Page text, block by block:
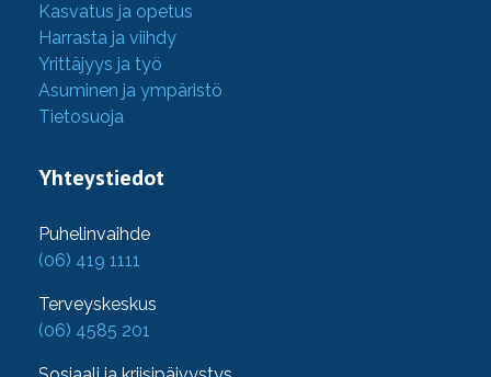
Kasvatus ja opetus
Harrasta ja viihdy
Yrittäjyys ja työ
Asuminen ja ympäristö
Tietosuoja
Yhteystiedot
Puhelinvaihde
(06) 419 1111
Terveyskeskus
(06) 4585 201